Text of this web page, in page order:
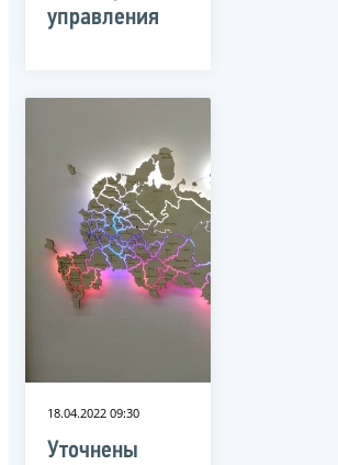
управления
18.04.2022 09:30
Уточнены